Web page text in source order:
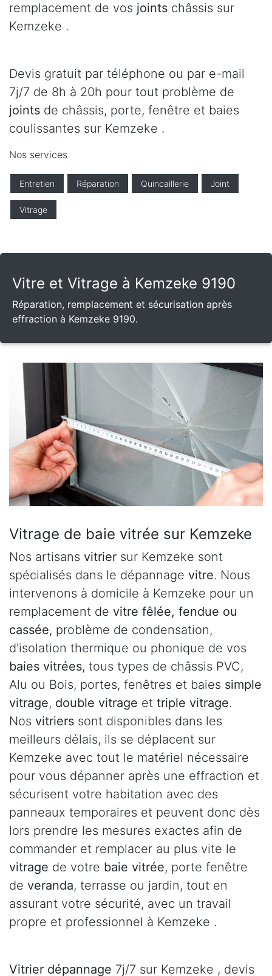
remplacement de vos joints châssis sur
Kemzeke .
Devis gratuit par téléphone ou par e-mail
7j/7 de 8h à 20h pour tout problème de
joints de châssis, porte, fenêtre et baies
coulissantes sur Kemzeke .
Nos services
Entretien Réparation Quincaillerie Joint
Vitrage
Vitre et Vitrage à Kemzeke 9190
Réparation, remplacement et sécurisation après
effraction à Kemzeke 9190.
Vitrage de baie vitrée sur Kemzeke
Nos artisans vitrier sur Kemzeke sont
spécialisés dans le dépannage vitre. Nous
intervenons à domicile à Kemzeke pour un
remplacement de vitre fêlée, fendue ou
cassée, problème de condensation,
d'isolation thermique ou phonique de vos
baies vitrées, tous types de châssis PVC,
Alu ou Bois, portes, fenêtres et baies simple
vitrage, double vitrage et triple vitrage.
Nos vitriers sont disponibles dans les
meilleurs délais, ils se déplacent sur
Kemzeke avec tout le matériel nécessaire
pour vous dépanner après une effraction et
sécurisent votre habitation avec des
panneaux temporaires et peuvent donc dès
lors prendre les mesures exactes afin de
commander et remplacer au plus vite le
vitrage de votre baie vitrée, porte fenêtre
de veranda, terrasse ou jardin, tout en
assurant votre sécurité, avec un travail
propre et professionnel à Kemzeke .
Vitrier dépannage 7j/7 sur Kemzeke , devis